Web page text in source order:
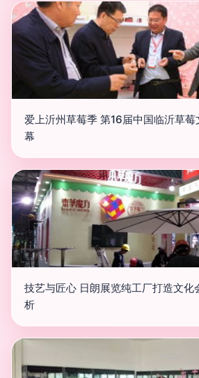
爱上沂州草莓季 第16届中国临沂草
幕
技艺与匠心 日朗展览纯工厂打造文化
析